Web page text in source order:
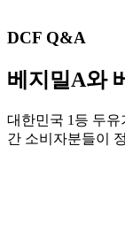
DCF Q&A
베지밀A와
대한민국 1등 두
간 소비자분들이